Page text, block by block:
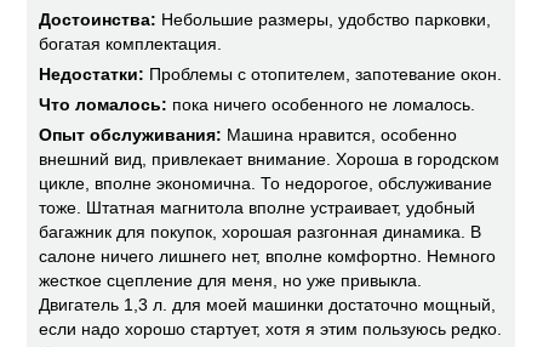
Достоинства: Небольшие размеры, удобство парковки,
богатая комплектация.
Недостатки: Проблемы с отопителем, запотевание окон.
Что ломалось: пока ничего особенного не ломалось.
Опыт обслуживания: Машина нравится, особенно
внешний вид, привлекает внимание. Хороша в городском
цикле, вполне экономична. То недорогое, обслуживание
тоже. Штатная магнитола вполне устраивает, удобный
багажник для покупок, хорошая разгонная динамика. В
салоне ничего лишнего нет, вполне комфортно. Немного
жесткое сцепление для меня, но уже привыкла.
Двигатель 1,3 л. для моей машинки достаточно мощный,
если надо хорошо стартует, хотя я этим пользуюсь редко.